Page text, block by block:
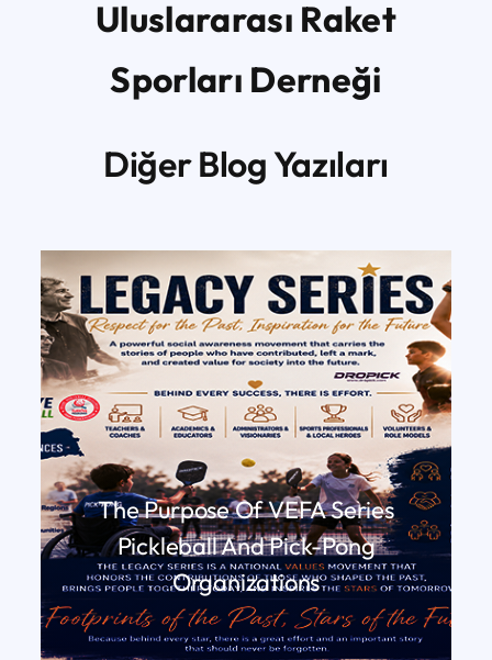
Uluslararası Raket
Sporları Derneği
Diğer Blog Yazıları
The Purpose Of VEFA Series
Pickleball And Pick-Pong
Organizations
DEVAMINI OKU